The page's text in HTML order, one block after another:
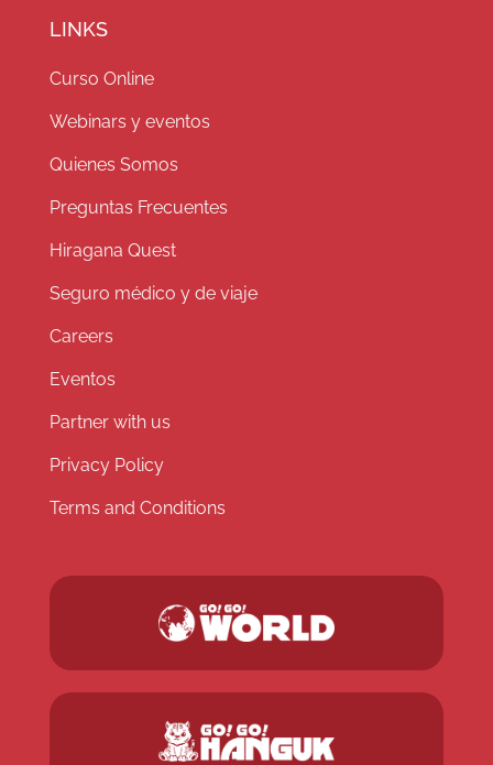
LINKS
Curso Online
Webinars y eventos
Quienes Somos
Preguntas Frecuentes
Hiragana Quest
Seguro médico y de viaje
Careers
Eventos
Partner with us
Privacy Policy
Terms and Conditions